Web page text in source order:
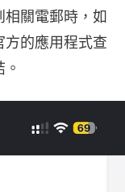
相關電郵時，如
方的應用程式查